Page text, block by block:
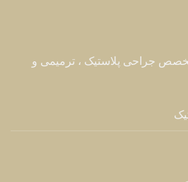
جراحی پلاستیک ، ترمیمی و